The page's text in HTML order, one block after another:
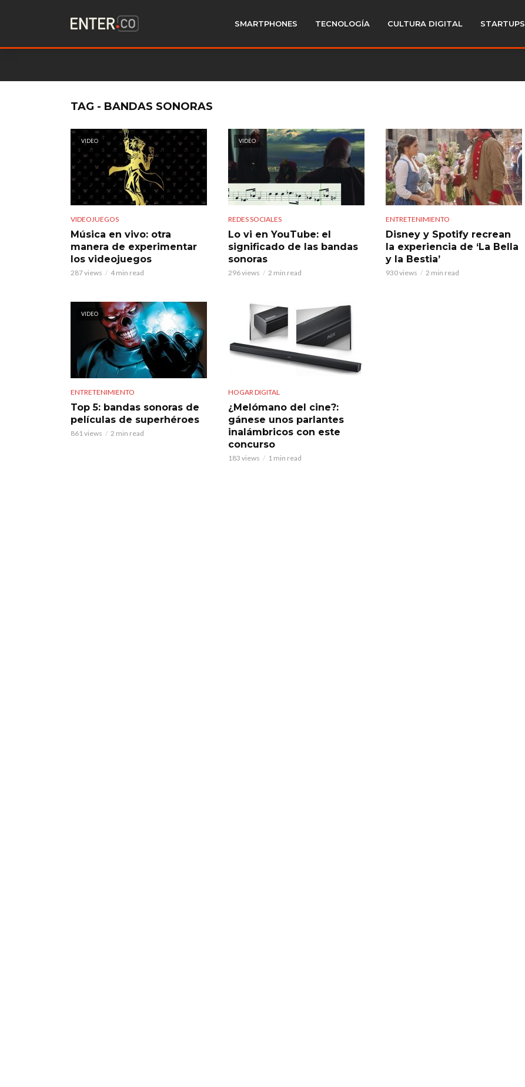
SMARTPHONES TECNOLOGÍA CULTURA DIGITAL STARTUPS
TAG - BANDAS SONORAS
VIDEO
VIDEOJUEGOS
Música en vivo: otra
manera de experimentar
los videojuegos
287 views 4 min read
VIDEO
REDES SOCIALES
Lo vi en YouTube: el
significado de las bandas
sonoras
296 views 2 min read
ENTRETENIMIENTO
Disney y Spotify recrean
la experiencia de ‘La Bella
y la Bestia’
930 views 2 min read
VIDEO
ENTRETENIMIENTO
Top 5: bandas sonoras de
películas de superhéroes
861 views 2 min read
HOGAR DIGITAL
¿Melómano del cine?:
gánese unos parlantes
inalámbricos con este
concurso
183 views 1 min read